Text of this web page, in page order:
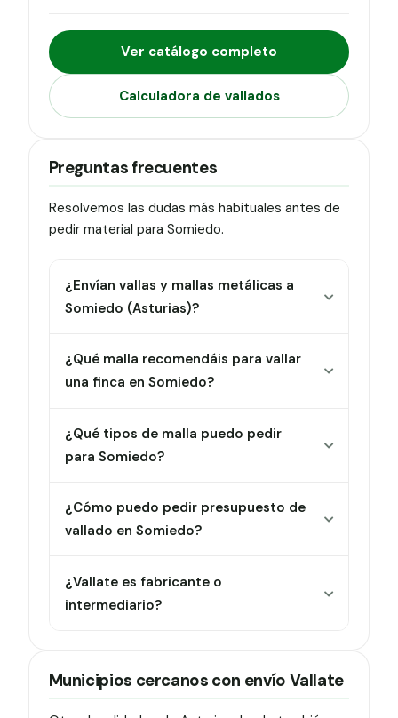
Ver catálogo completo
Calculadora de vallados
Preguntas frecuentes
Resolvemos las dudas más habituales antes de
pedir material para Somiedo.
¿Envían vallas y mallas metálicas a
Somiedo (Asturias)?
¿Qué malla recomendáis para vallar
una finca en Somiedo?
¿Qué tipos de malla puedo pedir
para Somiedo?
¿Cómo puedo pedir presupuesto de
vallado en Somiedo?
¿Vallate es fabricante o
intermediario?
Municipios cercanos con envío Vallate